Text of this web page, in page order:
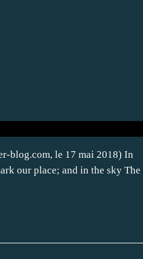
blog.com, le 17 mai 2018) In
our place; and in the sky The